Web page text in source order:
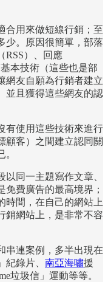
合用來做短線行銷；至
少。原因很簡單，部落
RSS）、回應
基本技術（這些也是部
網友自願為行銷者建立
並且獲得這些網友的認
有使用這些技術來進行
顧客）之間建立認同關
同一主題寫作文章、
費廣告的最高境界；
時間，在自己的網站上
銷網站上，是非常不容
串連案例，多半出現在
」紀錄片、 南亞海嘯援
垃圾信」運動等等。